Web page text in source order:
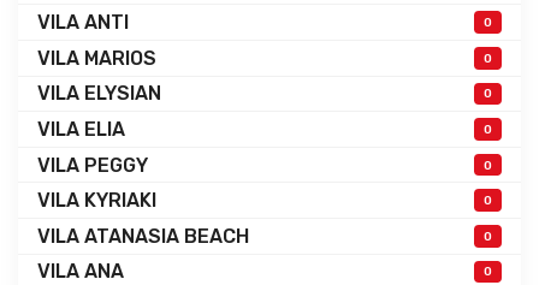
VILA ANTI 0
VILA MARIOS 0
VILA ELYSIAN 0
VILA ELIA 0
VILA PEGGY 0
VILA KYRIAKI 0
VILA ATANASIA BEACH 0
VILA ANA 0